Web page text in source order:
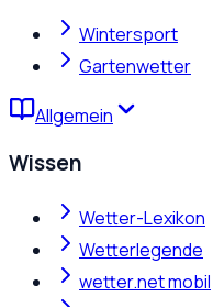
Wintersport
Gartenwetter
Allgemein
Wissen
Wetter-Lexikon
Wetterlegende
wetter.net mobil